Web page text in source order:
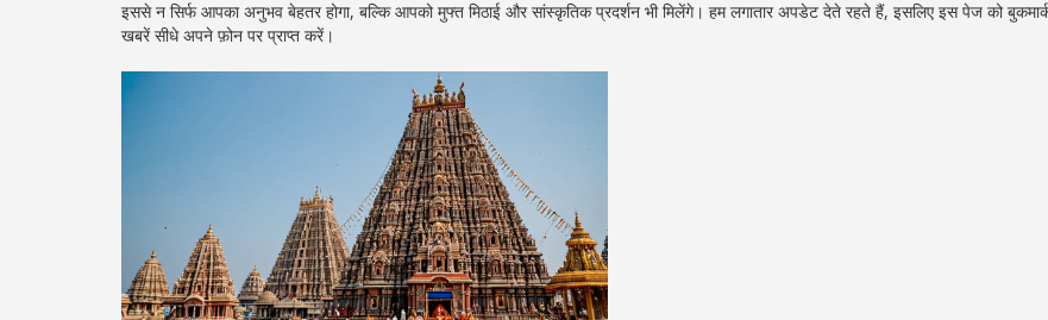
इससे न सिर्फ आपका अनुभव बेहतर होगा, बल्कि आपको मुफ्त मिठाई और सांस्कृतिक प्रदर्शन भी मिलेंगे। हम लगातार अपडेट देते रहते हैं, इसलिए इस पेज को
खबरें सीधे अपने फ़ोन पर प्राप्त करें।